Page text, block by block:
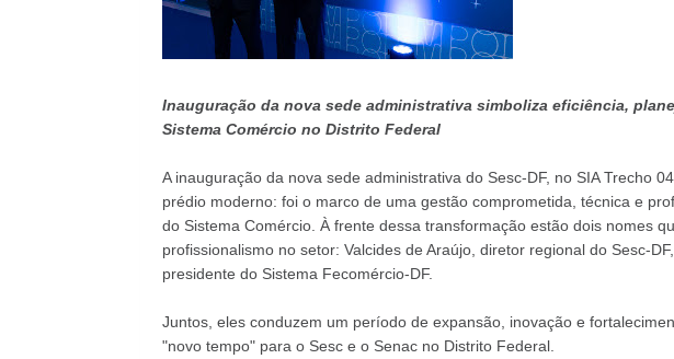
Inauguração da nova sede administrativa simboliza eficiência,
Sistema Comércio no Distrito Federal
A inauguração da nova sede administrativa do Sesc-DF, no SIA Trecho
prédio moderno: foi o marco de uma gestão comprometida, técnica e
do Sistema Comércio. À frente dessa transformação estão dois nomes
profissionalismo no setor: Valcides de Araújo, diretor regional do Sesc-
presidente do Sistema Fecomércio-DF.
Juntos, eles conduzem um período de expansão, inovação e
"novo tempo" para o Sesc e o Senac no Distrito Federal.